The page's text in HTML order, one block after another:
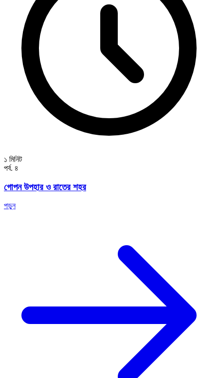
১ মিনিট
পর্ব. ৪
গোপন উপহার ও রাতের শহর
পড়ুন